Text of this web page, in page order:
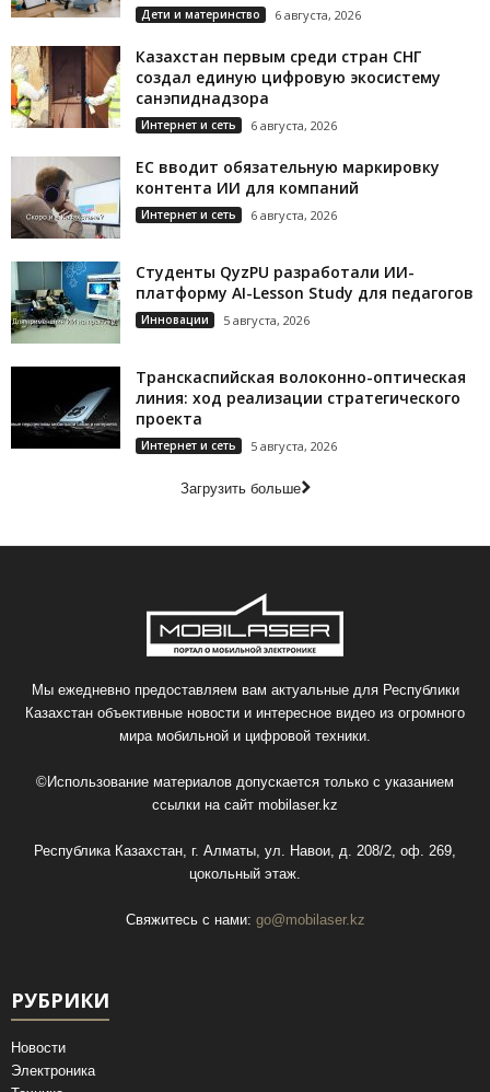
Дети и материнство 6 августа, 2026
Казахстан первым среди стран СНГ
создал единую цифровую экосистему
санэпиднадзора
Интернет и сеть 6 августа, 2026
ЕС вводит обязательную маркировку
контента ИИ для компаний
Интернет и сеть 6 августа, 2026
Студенты QyzPU разработали ИИ-
платформу AI-Lesson Study для педагогов
Инновации 5 августа, 2026
Транскаспийская волоконно-оптическая
линия: ход реализации стратегического
проекта
Интернет и сеть 5 августа, 2026
Загрузить больше
Мы ежедневно предоставляем вам актуальные для Республики
Казахстан объективные новости и интересное видео из огромного
мира мобильной и цифровой техники.
©Использование материалов допускается только с указанием
ссылки на сайт mobilaser.kz
Республика Казахстан, г. Алматы, ул. Навои, д. 208/2, оф. 269,
цокольный этаж.
Свяжитесь с нами: go@mobilaser.kz
РУБРИКИ
Новости
Электроника